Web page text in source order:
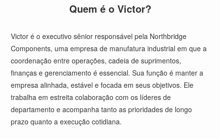
Quem é o Victor?
Victor é o executivo sênior responsável pela Northbridge
Components, uma empresa de manufatura industrial em que a
coordenação entre operações, cadeia de suprimentos,
finanças e gerenciamento é essencial. Sua função é manter a
empresa alinhada, estável e focada em seus objetivos. Ele
trabalha em estreita colaboração com os líderes de
departamento e acompanha tanto as prioridades de longo
prazo quanto a execução cotidiana.